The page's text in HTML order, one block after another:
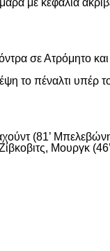
με κεφαλιά
σε Ατρόμητο
το πέναλτι υπέρ
(81’
Μουργκ